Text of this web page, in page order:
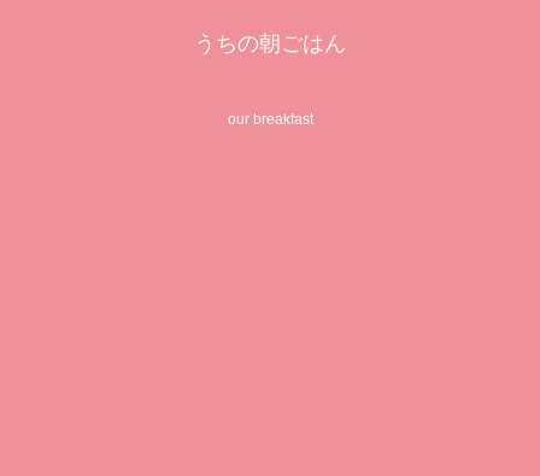
うちの朝ごはん
our breakfast